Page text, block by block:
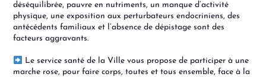
déséquilibrée, pauvre en nutriments, un manque d’activité
physique, une exposition aux perturbateurs endocriniens, des
antécédents familiaux et l’absence de dépistage sont des
facteurs aggravants.
Le service santé de la Ville vous propose de participer à une
marche rose, pour faire corps, toutes et tous ensemble, face à la